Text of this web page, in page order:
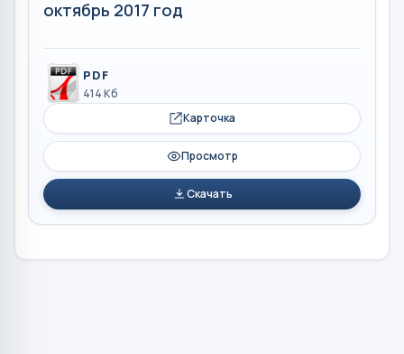
октябрь 2017 год
PDF
414 Кб
Карточка
Просмотр
Скачать